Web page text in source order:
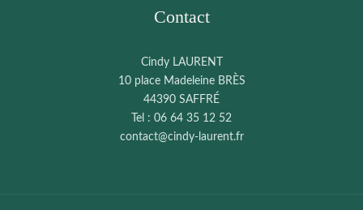
Contact
Cindy LAURENT
10 place Madeleine BRÈS
44390 SAFFRÉ
Tel : 06 64 35 12 52
contact@cindy-laurent.fr